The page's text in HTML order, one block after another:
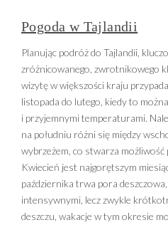
Pogoda w Tajlandii
Planując podróż do Tajlandii,
zróżnicowanego, zwrotnikowego
wizytę w większości kraju
listopada do lutego, kiedy to
i przyjemnymi temperaturami.
na południu różni się między
wybrzeżem, co stwarza możliwość
Kwiecień jest najgorętszym
października trwa pora
intensywnymi, lecz zwykle
deszczu, wakacje w tym okresie